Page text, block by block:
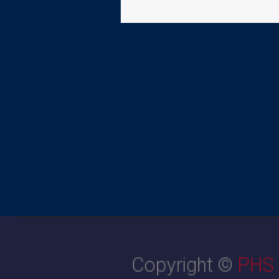
Copyright ©